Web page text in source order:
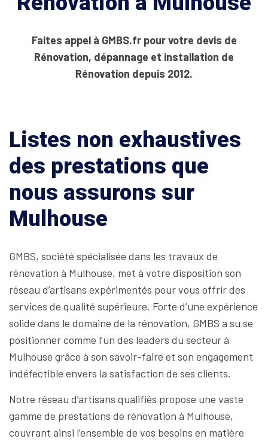
Faites appel à GMBS.fr pour votre devis de
Rénovation, dépannage et installation de
Rénovation depuis 2012.
Listes non exhaustives
des prestations que
nous assurons sur
Mulhouse
GMBS, société spécialisée dans les travaux de
rénovation à Mulhouse, met à votre disposition son
réseau d’artisans expérimentés pour vous offrir des
services de qualité supérieure. Forte d’une expérience
solide dans le domaine de la rénovation, GMBS a su se
positionner comme l’un des leaders du secteur à
Mulhouse grâce à son savoir-faire et son engagement
indéfectible envers la satisfaction de ses clients.
Notre réseau d’artisans qualifiés propose une vaste
gamme de prestations de rénovation à Mulhouse,
couvrant ainsi l’ensemble de vos besoins en matière